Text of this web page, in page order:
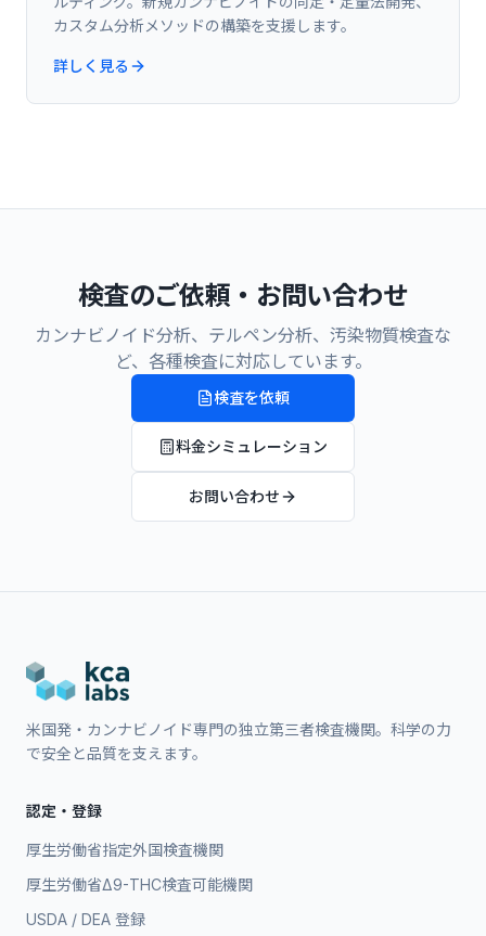
カスタム分析メソッドの構築を支援します。
詳しく見る
検査のご依頼・お問い合わせ
カンナビノイド分析、テルペン分析、汚染物質検査な
ど、各種検査に対応しています。
検査を依頼
料金シミュレーション
お問い合わせ
米国発・カンナビノイド専門の独立第三者検査機関。科学の力
で安全と品質を支えます。
認定・登録
厚生労働省指定外国検査機関
厚生労働省Δ9-THC検査可能機関
USDA / DEA 登録